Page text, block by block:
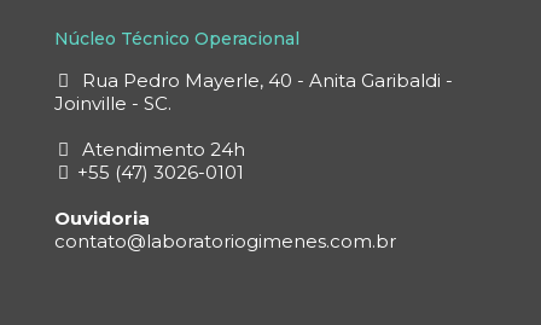
Núcleo Técnico Operacional
Rua Pedro Mayerle, 40 - Anita Garibaldi -
Joinville - SC.
Atendimento 24h
+55 (47) 3026-0101
Ouvidoria
contato@laboratoriogimenes.com.br